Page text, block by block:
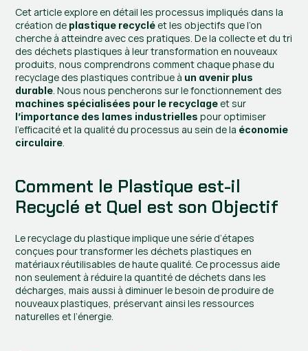
Cet article explore en détail les processus impliqués dans la
création de plastique recyclé et les objectifs que l’on
cherche à atteindre avec ces pratiques. De la collecte et du tri
des déchets plastiques à leur transformation en nouveaux
produits, nous comprendrons comment chaque phase du
recyclage des plastiques contribue à un avenir plus
durable
machines spécialisées pour le recyclage
l’importance des lames industrielles pour optimiser
l’efficacité et la qualité du processus au sein de la économie
circulaire.
Comment le Plastique est-il
Recyclé et Quel est son Objectif
Le recyclage du plastique implique une série d’étapes
conçues pour transformer les déchets plastiques en
matériaux réutilisables de haute qualité. Ce processus aide
non seulement à réduire la quantité de déchets dans les
décharges, mais aussi à diminuer le besoin de produire de
nouveaux plastiques, préservant ainsi les ressources
naturelles et l’énergie.